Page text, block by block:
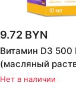
9.72 BYN
Витамин D3
(масляный
Нет в наличии